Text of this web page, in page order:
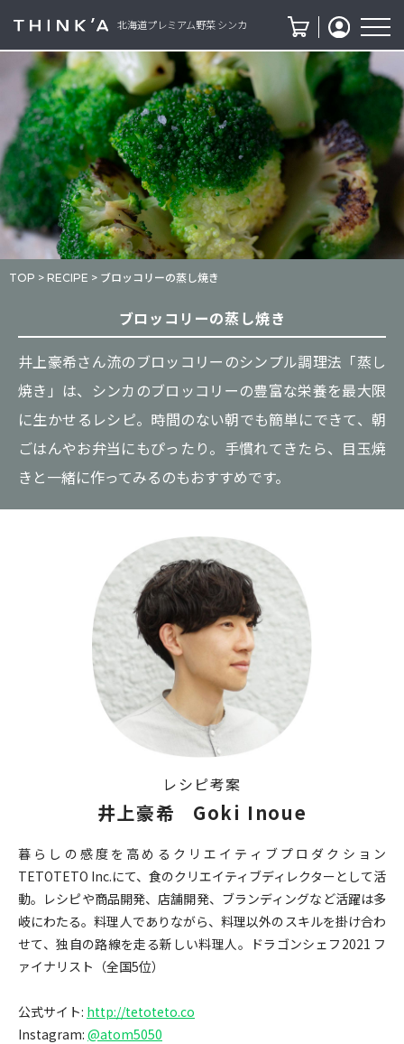
北海道プレミアム野菜 シンカ
TOP > RECIPE > ブロッコリーの蒸し焼き
ブロッコリーの蒸し焼き
井上豪希さん流のブロッコリーのシンプル調理法「蒸し
焼き」は、シンカのブロッコリーの豊富な栄養を最大限
に生かせるレシピ。時間のない朝でも簡単にできて、朝
ごはんやお弁当にもぴったり。手慣れてきたら、目玉焼
きと一緒に作ってみるのもおすすめです。
レシピ考案
井上豪希 Goki Inoue
暮らしの感度を高めるクリエイティブプロダクション
TETOTETO Inc.にて、食のクリエイティブディレクターとして活
動。レシピや商品開発、店舗開発、ブランディングなど活躍は多
岐にわたる。料理人でありながら、料理以外のスキルを掛け合わ
せて、独自の路線を走る新しい料理人。ドラゴンシェフ2021 フ
ァイナリスト（全国5位）
公式サイト: http://tetoteto.co
Instagram: @atom5050